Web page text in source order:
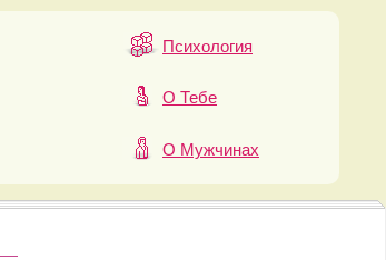
Психология
О Тебе
О Мужчинах